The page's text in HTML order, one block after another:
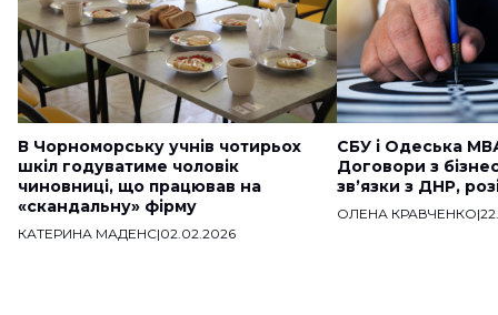
В Чорноморську учнів чотирьох
шкіл годуватиме чоловік
чиновниці, що працював на
«скандальну» фірму
КАТЕРИНА МАДЕНС|02.02.2026
СБУ і Одеська
Договори з
звʼязки з ДНР,
ОЛЕНА КРАВЧЕНКО|